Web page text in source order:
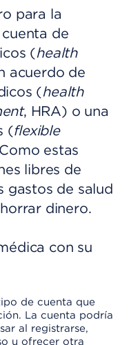
para la
de
(health
acuerdo de
(health
, HRA) o una
(flexible
estas
libres de
gastos de salud
dinero.
con su
de cuenta que
La cuenta podría
al registrarse,
u ofrecer otra